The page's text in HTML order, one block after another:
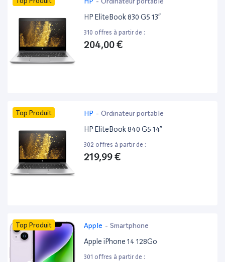
HP EliteBook 830 G5 13”
310 offres à partir de :
204,00 €
Top Produit HP - Ordinateur portable
HP EliteBook 840 G5 14”
302 offres à partir de :
219,99 €
Top Produit Apple - Smartphone
Apple iPhone 14 128Go
301 offres à partir de :